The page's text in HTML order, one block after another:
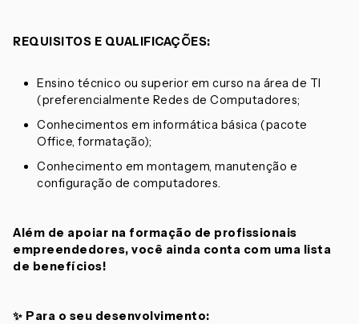
REQUISITOS E QUALIFICAÇÕES:
Ensino técnico ou superior em curso na área de TI
(preferencialmente Redes de Computadores;
Conhecimentos em informática básica (pacote
Office, formatação);
Conhecimento em montagem, manutenção e
configuração de computadores.
Além de apoiar na formação de profissionais
empreendedores, você ainda conta com uma lista
de benefícios!
✨ Para o seu desenvolvimento: